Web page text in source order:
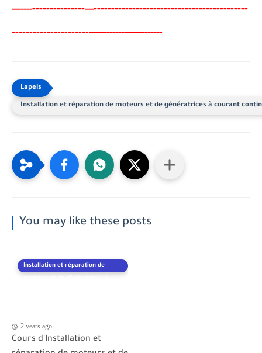
---------------------------------------------------------------------
-----------------------------------------------
Installation et réparation de moteurs et de génératrices à courant
You may like these posts
Installation et réparation de
2 years ago
Cours d'Installation et